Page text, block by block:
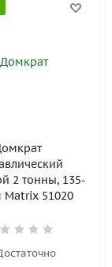
2 тонны, 135-
Matrix 51020